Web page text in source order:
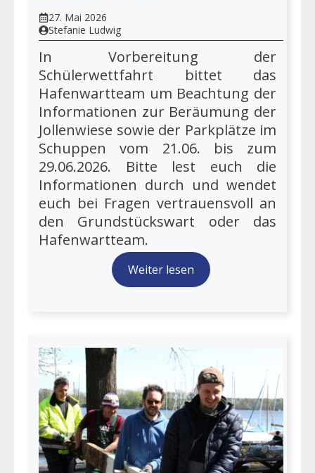
27. Mai 2026
Stefanie Ludwig
In Vorbereitung der
Schülerwettfahrt bittet das
Hafenwartteam um Beachtung der
Informationen zur Beräumung der
Jollenwiese sowie der Parkplätze im
Schuppen vom 21.06. bis zum
29.06.2026. Bitte lest euch die
Informationen durch und wendet
euch bei Fragen vertrauensvoll an
den Grundstückswart oder das
Hafenwartteam.
Weiter lesen